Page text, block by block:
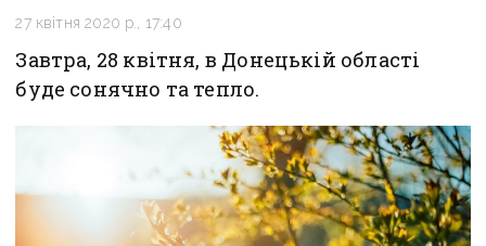
27 квітня 2020 р., 17:40
Завтра, 28 квітня, в Донецькій області
буде сонячно та тепло.